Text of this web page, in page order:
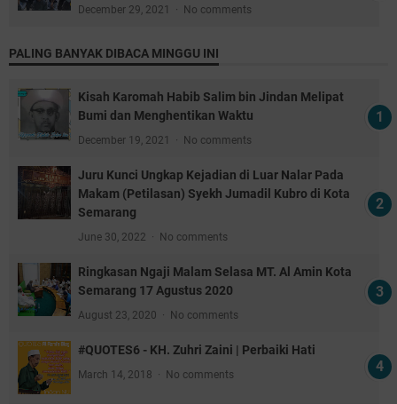
December 29, 2021 No comments
PALING BANYAK DIBACA MINGGU INI
Kisah Karomah Habib Salim bin Jindan Melipat
Bumi dan Menghentikan Waktu
December 19, 2021 No comments
Juru Kunci Ungkap Kejadian di Luar Nalar Pada
Makam (Petilasan) Syekh Jumadil Kubro di Kota
Semarang
June 30, 2022 No comments
Ringkasan Ngaji Malam Selasa MT. Al Amin Kota
Semarang 17 Agustus 2020
August 23, 2020 No comments
#QUOTES6 - KH. Zuhri Zaini | Perbaiki Hati
March 14, 2018 No comments